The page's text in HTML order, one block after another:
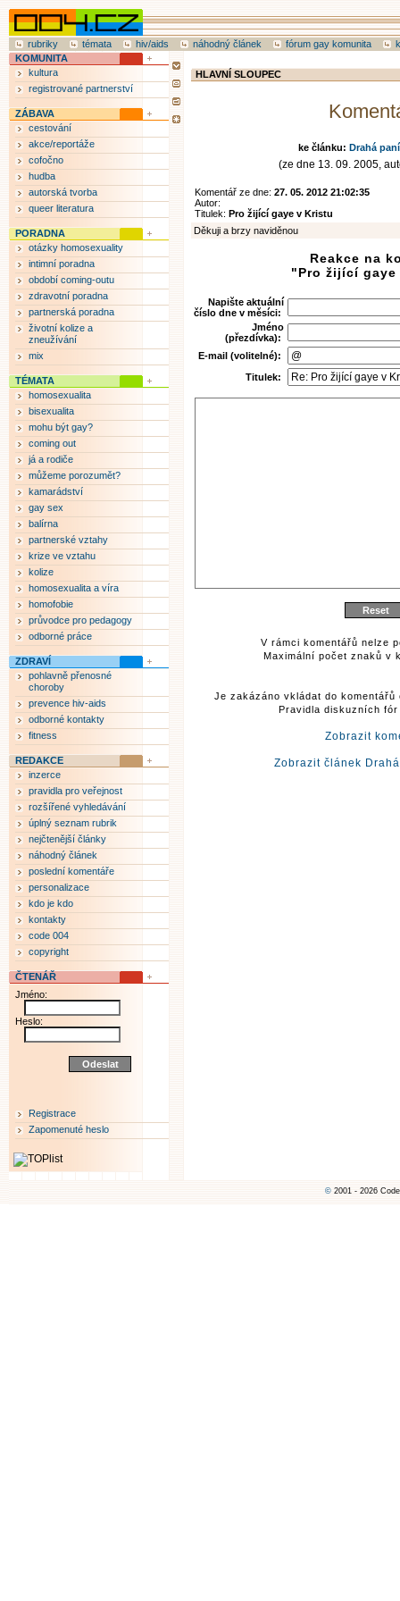
rubriky témata hiv/aids náhodný článek fórum gay komunita
HLAVNÍ SLOUPEC
ke článku: Drahá
(ze dne 13. 09. 2005,
Komentář ze dne: 27. 05. 2012 21:02:35
Autor:
Titulek: Pro žijící gaye v Kristu
Děkuji a brzy naviděnou
Reakce na
"Pro žijící
Napište aktuální
číslo dne v měsíci:
Jméno
(přezdívka):
E-mail (volitelné):
Titulek:
V rámci komentářů nelze
Maximální počet znaků v
Je zakázáno vkládat do
Pravidla diskuzních
Zobrazit
Zobrazit článek
KOMUNITA
kultura
registrované partnerství
ZÁBAVA
cestování
akce/reportáže
cofočno
hudba
autorská tvorba
queer literatura
PORADNA
otázky homosexuality
intimní poradna
období coming-outu
zdravotní poradna
partnerská poradna
životní kolize a
zneužívání
mix
TÉMATA
homosexualita
bisexualita
mohu být gay?
coming out
já a rodiče
můžeme porozumět?
kamarádství
gay sex
balírna
partnerské vztahy
krize ve vztahu
kolize
homosexualita a víra
homofobie
průvodce pro pedagogy
odborné práce
ZDRAVÍ
pohlavně přenosné
choroby
prevence hiv-aids
odborné kontakty
fitness
REDAKCE
inzerce
pravidla pro veřejnost
rozšířené vyhledávání
úplný seznam rubrik
nejčtenější články
náhodný článek
poslední komentáře
personalizace
kdo je kdo
kontakty
code 004
copyright
ČTENÁŘ
Jméno:
Heslo:
Registrace
Zapomenuté heslo
© 2001 - 2026